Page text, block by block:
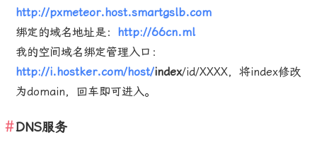
http://pxmeteor.host.smartgslb.com
绑定的域名地址是： http://66cn.ml
我的空间域名绑定管理入口：
http://i.hostker.com/host/index/id/XXXX，将index修改
为domain，回车即可进入。
DNS服务